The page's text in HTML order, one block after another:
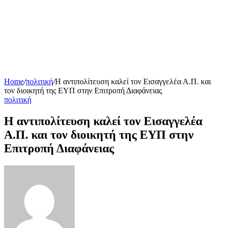
Home/πολιτική/Η αντιπολίτευση καλεί τον Εισαγγελέα Α.Π. και
τον διοικητή της ΕΥΠ στην Επιτροπή Διαφάνειας
πολιτική
Η αντιπολίτευση καλεί τον Εισαγγελέα
Α.Π. και τον διοικητή της ΕΥΠ στην
Επιτροπή Διαφάνειας